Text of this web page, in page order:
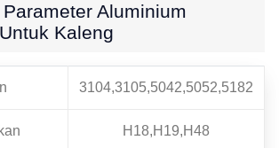
Aluminium
Kaleng
3104,3105,5042,5052,5182
H18,H19,H48